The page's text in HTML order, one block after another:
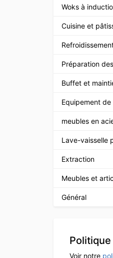
Woks à
Cuisine et
Préparation
Buffet et
Equipement
meubles en
Lave-vaisselle
Extraction
Meubles et
Général
Voir notre